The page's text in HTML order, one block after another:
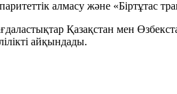
алмасу және «Біртұтас
Қазақстан мен
айқындады.